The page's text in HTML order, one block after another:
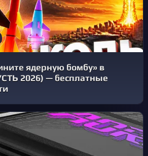
ядерную бомбу» в
2026) — бесплатные